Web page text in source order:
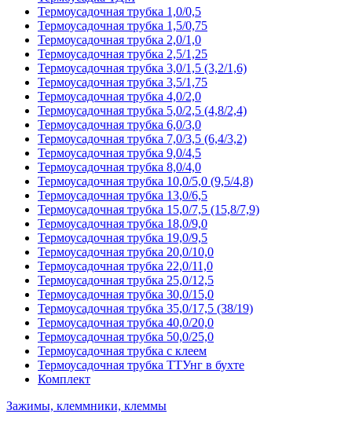
Термоусадочная трубка 1,0/0,5
Термоусадочная трубка 1,5/0,75
Термоусадочная трубка 2,0/1,0
Термоусадочная трубка 2,5/1,25
Термоусадочная трубка 3,0/1,5 (3,2/1,6)
Термоусадочная трубка 3,5/1,75
Термоусадочная трубка 4,0/2,0
Термоусадочная трубка 5,0/2,5 (4,8/2,4)
Термоусадочная трубка 6,0/3,0
Термоусадочная трубка 7,0/3,5 (6,4/3,2)
Термоусадочная трубка 9,0/4,5
Термоусадочная трубка 8,0/4,0
Термоусадочная трубка 10,0/5,0 (9,5/4,8)
Термоусадочная трубка 13,0/6,5
Термоусадочная трубка 15,0/7,5 (15,8/7,9)
Термоусадочная трубка 18,0/9,0
Термоусадочная трубка 19,0/9,5
Термоусадочная трубка 20,0/10,0
Термоусадочная трубка 22,0/11,0
Термоусадочная трубка 25,0/12,5
Термоусадочная трубка 30,0/15,0
Термоусадочная трубка 35,0/17,5 (38/19)
Термоусадочная трубка 40,0/20,0
Термоусадочная трубка 50,0/25,0
Термоусадочная трубка с клеем
Термоусадочная трубка ТТУнг в бухте
Комплект
Зажимы, клеммники, клеммы